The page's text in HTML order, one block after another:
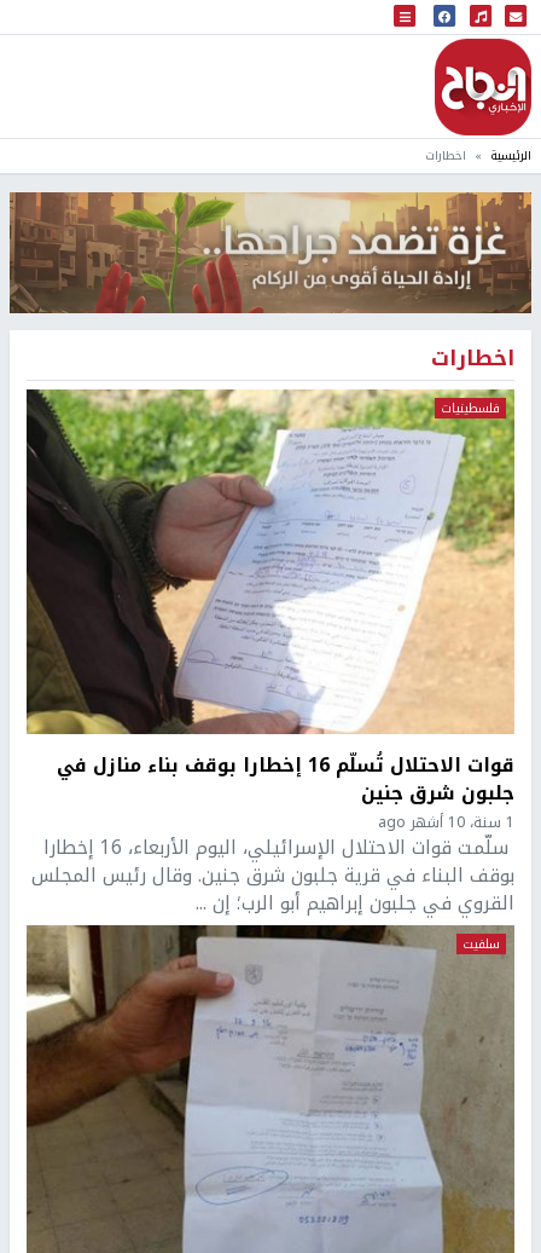
البث المباشر
إذاعة النجاح
الرئيسية اخطارات
اخطارات
فلسطينيات
قوات الاحتلال تُسلّم 16 إخطارا بوقف بناء منازل في
جلبون شرق جنين
1 سنة، 10 أشهر ago
سلّمت قوات الاحتلال الإسرائيلي، اليوم الأربعاء، 16 إخطارا
بوقف البناء في قرية جلبون شرق جنين. وقال رئيس المجلس
القروي في جلبون إبراهيم أبو الرب؛ إن ...
سلفيت